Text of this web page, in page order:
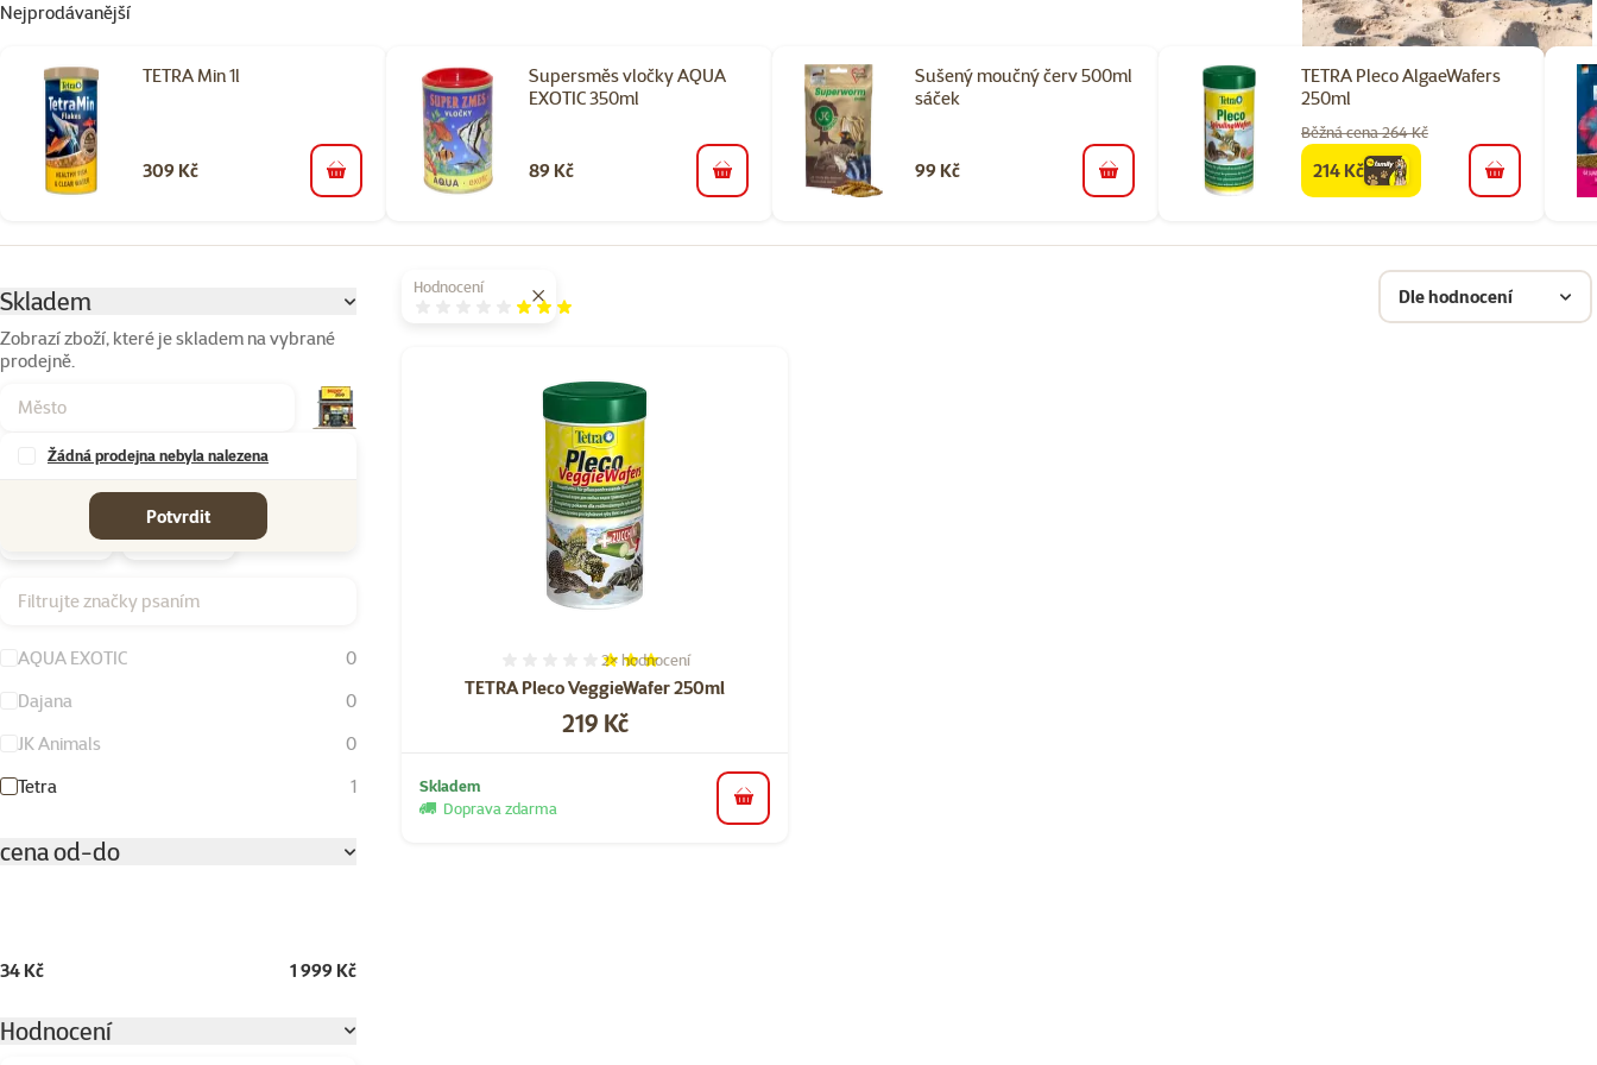
Nejprodávanější
TETRA Min 1l
309 Kč do košíku
Supersměs vločky AQUA
EXOTIC 350ml
89 Kč do košíku
Sušený moučný červ 500ml
sáček
99 Kč do košíku
TETRA Pleco AlgaeWafers
250ml
Běžná cena 264 Kč
familycena
214 Kč do košíku
Skladem
Zobrazí zboží, které je skladem na vybrané
prodejně.
Žádná prodejna nebyla nalezena
Potvrdit
Filtrujte značky psaním
AQUA EXOTIC
0
Dajana
0
JK Animals
0
Tetra
1
cena od-do
34 Kč 1 999 Kč
Hodnocení
Vybrané filtry
Hodnocení
Hodnocení 60% Dle hodnocení
TETRA Pleco VeggieWafer 250ml
Hodnocení 60%, počet hodnocení: 2
2× hodnocení
Cena
219 Kč
Skladem
Doprava zdarma
do košíku